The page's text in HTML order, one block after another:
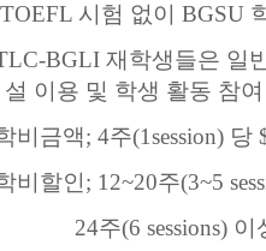
TOEFL 시험 없이BGSU
BGLI 재학생들은 일
설 이용 및 학생 활동 참
비금액; 4주(1session) 당
비할인; 12~20주(3~5
24주(6 sessions) 이